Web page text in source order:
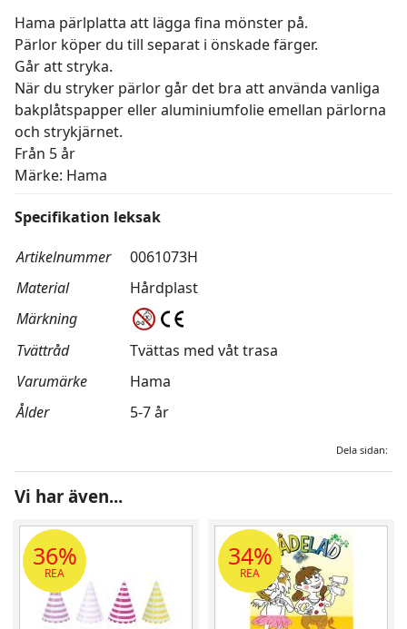
Hama pärlplatta att lägga fina mönster på.
Pärlor köper du till separat i önskade färger.
Går att stryka.
När du stryker pärlor går det bra att använda vanliga
bakplåtspapper eller aluminiumfolie emellan pärlorna
och strykjärnet.
Från 5 år
Märke: Hama
Specifikation leksak
Artikelnummer
0061073H
Material
Hårdplast
Märkning
Tvättråd
Tvättas med våt trasa
Varumärke
Hama
Ålder
5-7 år
Dela sidan:
Vi har även...
36%
REA
34%
REA